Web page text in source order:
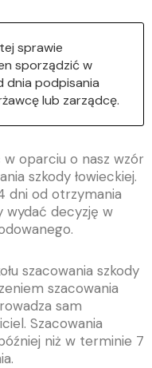
sprawie
sporządzić w
dnia podpisania
lub zarządcę.
oparciu o nasz wzór
szkody łowieckiej.
dni od otrzymania
wydać decyzję w
szacowania szkody
szacowania
sam
Szacowania
niż w terminie 7